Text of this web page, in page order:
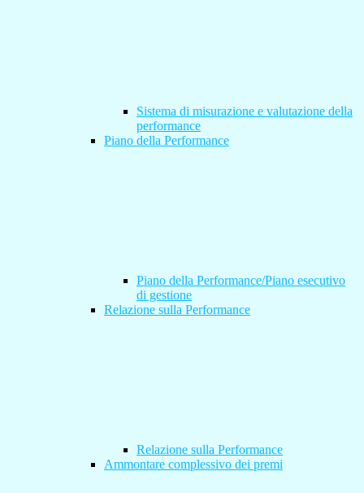
Sistema di misurazione e valutazione della
performance
Piano della Performance
Piano della Performance/Piano esecutivo
di gestione
Relazione sulla Performance
Relazione sulla Performance
Ammontare complessivo dei premi